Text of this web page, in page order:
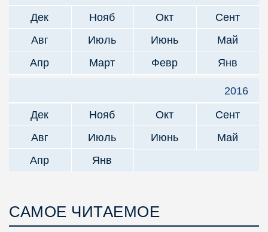
Дек
Нояб Окт
Сент
Авг
Июль Июнь
Май
Апр
Март Февр Янв
2016
Дек
Нояб Окт
Сент
Авг
Июль Июнь
Май
Апр
Янв
САМОЕ ЧИТАЕМОЕ